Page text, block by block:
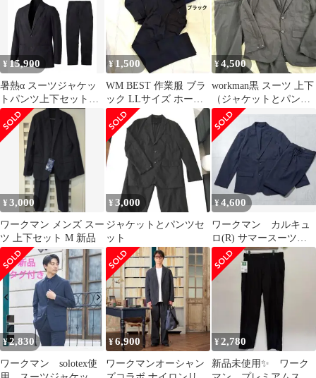
¥ 15,900
暑熱α スーツジャケッ
トパンツ上下セットア
ップXshelterエックスシ
ェルター
¥ 1,500
WM BEST 作業服 ブラ
ック LLサイズ ホーム
クリーニング済み
¥4,500
workman黒 スーツ 上下
（ジャケットとパンツ
のセット）
¥3,000
ワークマン メンズ スー
ツ 上下セット M 新品
¥ 3,000
ジャケットとパンツセ
ット
¥4,600
ワークマン カルキュ
ロ(R) サマースーツ
上下 セットアップ
M ネイビー
¥2,830
ワークマン solotex使
¥6,900
ワークマンオーシャン
¥2,780
新品未使用✨ ワーク